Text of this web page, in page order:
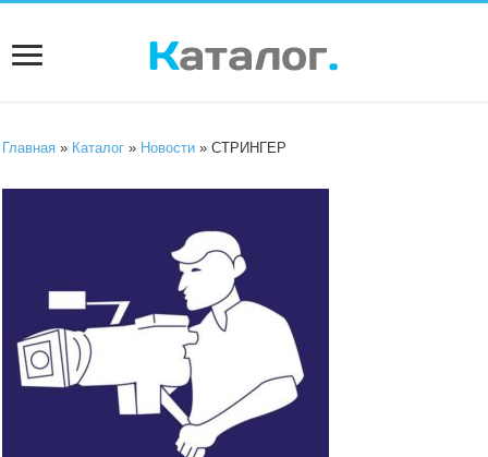
Главная » Каталог » Новости » СТРИНГЕР